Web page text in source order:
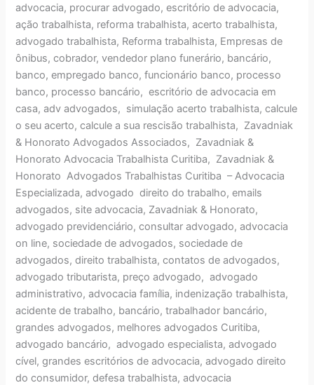
advocacia, procurar advogado, escritório de advocacia,
ação trabalhista, reforma trabalhista, acerto trabalhista,
advogado trabalhista, Reforma trabalhista, Empresas de
ônibus, cobrador, vendedor plano funerário, bancário,
banco, empregado banco, funcionário banco, processo
banco, processo bancário, escritório de advocacia em
casa, adv advogados, simulação acerto trabalhista, calcule
o seu acerto, calcule a sua rescisão trabalhista, Zavadniak
& Honorato Advogados Associados, Zavadniak &
Honorato Advocacia Trabalhista Curitiba, Zavadniak &
Honorato Advogados Trabalhistas Curitiba – Advocacia
Especializada, advogado direito do trabalho, emails
advogados, site advocacia, Zavadniak & Honorato,
advogado previdenciário, consultar advogado, advocacia
on line, sociedade de advogados, sociedade de
advogados, direito trabalhista, contatos de advogados,
advogado tributarista, preço advogado, advogado
administrativo, advocacia família, indenização trabalhista,
acidente de trabalho, bancário, trabalhador bancário,
grandes advogados, melhores advogados Curitiba,
advogado bancário, advogado especialista, advogado
cível, grandes escritórios de advocacia, advogado direito
do consumidor, defesa trabalhista, advocacia